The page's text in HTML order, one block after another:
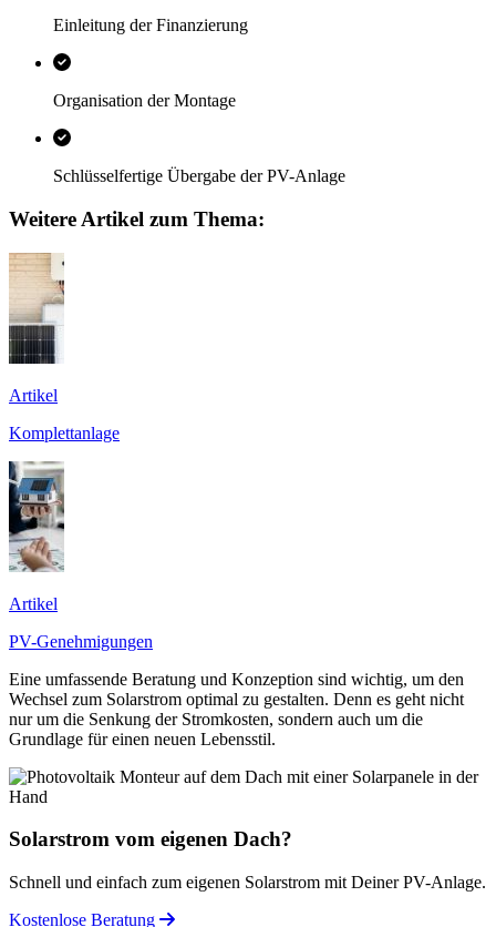
Einleitung der Finanzierung
Organisation der Montage
Schlüsselfertige Übergabe der PV-Anlage
Weitere Artikel zum Thema:
Artikel
Komplettanlage
Artikel
PV-Genehmigungen
Eine umfassende Beratung und Konzeption sind wichtig, um den
Wechsel zum Solarstrom optimal zu gestalten. Denn es geht nicht
nur um die Senkung der Stromkosten, sondern auch um die
Grundlage für einen neuen Lebensstil.
Solarstrom vom eigenen Dach?
Schnell und einfach zum eigenen Solarstrom mit Deiner PV-Anlage.
Kostenlose Beratung